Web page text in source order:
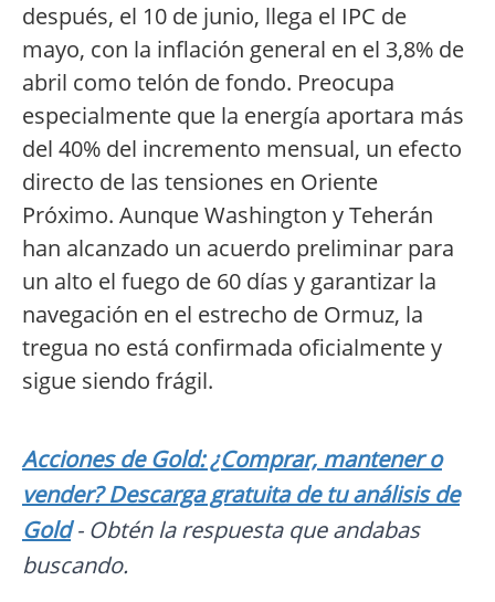
después, el 10 de junio, llega el IPC de
mayo, con la inflación general en el 3,8% de
abril como telón de fondo. Preocupa
especialmente que la energía aportara más
del 40% del incremento mensual, un efecto
directo de las tensiones en Oriente
Próximo. Aunque Washington y Teherán
han alcanzado un acuerdo preliminar para
un alto el fuego de 60 días y garantizar la
navegación en el estrecho de Ormuz, la
tregua no está confirmada oficialmente y
sigue siendo frágil.
Acciones de Gold: ¿Comprar, mantener o
vender? Descarga gratuita de tu análisis de
Gold- Obtén la respuesta que andabas
buscando.